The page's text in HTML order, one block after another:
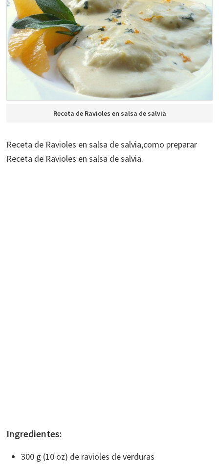
Receta de Ravioles en salsa de salvia
Receta de Ravioles en salsa de salvia,como preparar
Receta de Ravioles en salsa de salvia.
Ingredientes:
300 g (10 oz) de ravioles de verduras